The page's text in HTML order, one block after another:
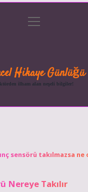
menüyü
aç
Hikaye Günlüğü
ilham alan neşeli bilgiler!
sensörü takılmazsa ne
Nereye Takılır